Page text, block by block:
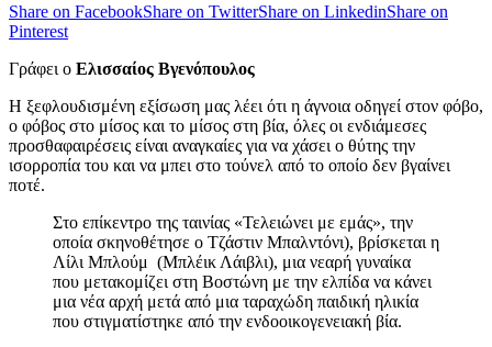
Share on FacebookShare on TwitterShare on LinkedinShare on
Pinterest
Γράφει ο Ελισσαίος Βγενόπουλος
Η ξεφλουδισμένη εξίσωση μας λέει ότι η άγνοια οδηγεί στον φόβο,
ο φόβος στο μίσος και το μίσος στη βία, όλες οι ενδιάμεσες
προσθαφαιρέσεις είναι αναγκαίες για να χάσει ο θύτης την
ισορροπία του και να μπει στο τούνελ από το οποίο δεν βγαίνει
ποτέ.
Στο επίκεντρο της ταινίας «Τελειώνει με εμάς», την
οποία σκηνοθέτησε ο Τζάστιν Μπαλντόνι), βρίσκεται η
Λίλι Μπλούμ (Μπλέικ Λάιβλι), μια νεαρή γυναίκα
που μετακομίζει στη Βοστώνη με την ελπίδα να κάνει
μια νέα αρχή μετά από μια ταραχώδη παιδική ηλικία
που στιγματίστηκε από την ενδοοικογενειακή βία.